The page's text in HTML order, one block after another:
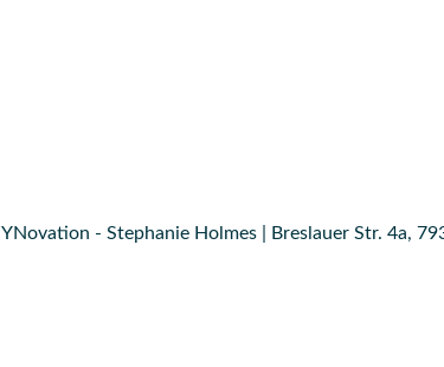
YNovation - Stephanie Holmes | Breslauer Str. 4a,